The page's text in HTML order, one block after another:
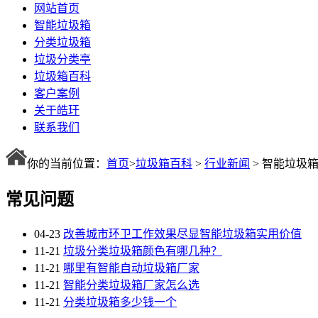
网站首页
智能垃圾箱
分类垃圾箱
垃圾分类亭
垃圾箱百科
客户案例
关于皓玗
联系我们
你的当前位置： 首页>垃圾箱百科 > 行业新闻 > 智能垃圾
常见问题
04-23 改善城市环卫工作效果尽显智能垃圾箱实用价值
11-21 垃圾分类垃圾箱颜色有哪几种？
11-21 哪里有智能自动垃圾箱厂家
11-21 智能分类垃圾箱厂家怎么选
11-21 分类垃圾箱多少钱一个